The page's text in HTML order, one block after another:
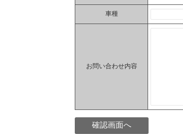
車種
お問い合わせ内容